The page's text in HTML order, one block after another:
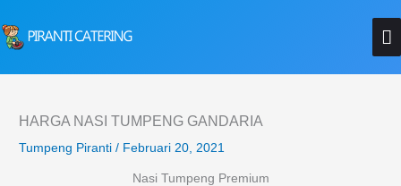
ke
konten
HARGA NASI TUMPENG GANDARIA
Tumpeng Piranti / Februari 20, 2021
Nasi Tumpeng Premium